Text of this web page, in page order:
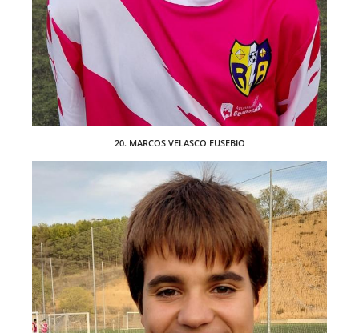
20. MARCOS VELASCO EUSEBIO